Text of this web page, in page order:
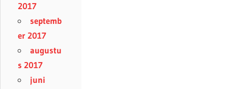
2017
septemb
er 2017
augustu
s 2017
juni